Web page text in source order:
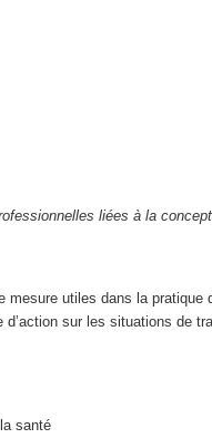
liées à la
utiles dans la pratique
sur les situations de
santé